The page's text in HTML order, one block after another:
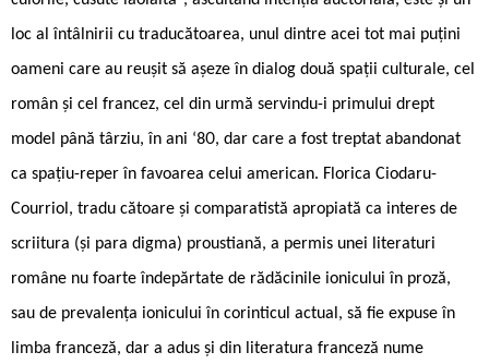
loc al întâlnirii cu traducătoarea, unul dintre acei tot mai puțini
oameni care au reușit să așeze în dialog două spații culturale, cel
român și cel francez, cel din urmă servindu-i primului drept
model până târziu, în ani ‘80, dar care a fost treptat abandonat
ca spațiu-reper în favoarea celui american. Florica Ciodaru-
Courriol, tradu cătoare și comparatistă apropiată ca interes de
scriitura (și para digma) proustiană, a permis unei literaturi
române nu foarte îndepărtate de rădăcinile ionicului în proză,
sau de prevalența ionicului în corinticul actual, să fie expuse în
limba franceză, dar a adus și din literatura franceză nume